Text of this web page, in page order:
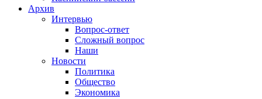
Архив
Интервью
Вопрос-ответ
Сложный вопрос
Наши
Новости
Политика
Общество
Экономика